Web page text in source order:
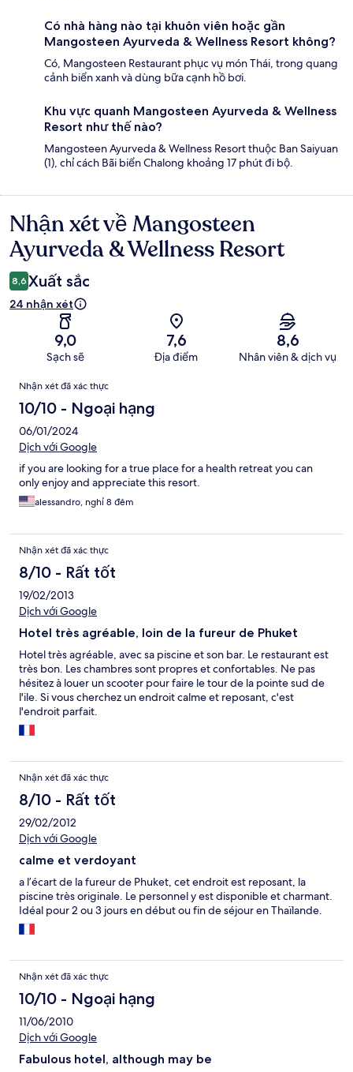
Có nhà hàng nào tại khuôn viên hoặc gần
Mangosteen Ayurveda & Wellness Resort không?
Có, Mangosteen Restaurant phục vụ món Thái, trong quang
cảnh biển xanh và dùng bữa cạnh hồ bơi.
Khu vực quanh Mangosteen Ayurveda & Wellness
Resort như thế nào?
Mangosteen Ayurveda & Wellness Resort thuộc Ban Saiyuan
(1), chỉ cách Bãi biển Chalong khoảng 17 phút đi bộ.
Nhận
xét
Nhận xét về Mangosteen
Ayurveda & Wellness Resort
8,6 Xuất sắc
24 nhận xét
9,0
Sạch sẽ
7,6
Địa điểm
8,6
Nhân viên & dịch vụ
Nhận
xét
Nhận xét đã xác thực
10/10 - Ngoại hạng
06/01/2024
Dịch với Google
if you are looking for a true place for a health retreat you can
only enjoy and appreciate this resort.
alessandro, nghỉ 8 đêm
Nhận xét đã xác thực
8/10 - Rất tốt
19/02/2013
Dịch với Google
Hotel très agréable, loin de la fureur de Phuket
Hotel très agréable, avec sa piscine et son bar. Le restaurant est
très bon. Les chambres sont propres et confortables. Ne pas
hésitez à louer un scooter pour faire le tour de la pointe sud de
l'ile. Si vous cherchez un endroit calme et reposant, c'est
l'endroit parfait.
Nhận xét đã xác thực
8/10 - Rất tốt
29/02/2012
Dịch với Google
calme et verdoyant
a l’écart de la fureur de Phuket, cet endroit est reposant, la
piscine très originale. Le personnel y est disponible et charmant.
Idéal pour 2 ou 3 jours en début ou fin de séjour en Thaïlande.
Nhận xét đã xác thực
10/10 - Ngoại hạng
11/06/2010
Dịch với Google
Fabulous hotel, although may be